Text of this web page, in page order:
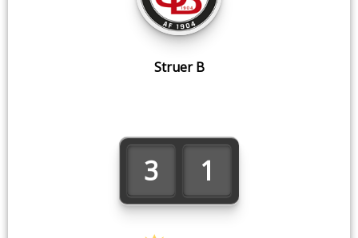
3 1
Struer B